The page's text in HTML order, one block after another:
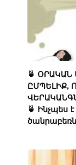
🍵
ԸՄՊԵԼԻՔ,
🍵 Ինչպես